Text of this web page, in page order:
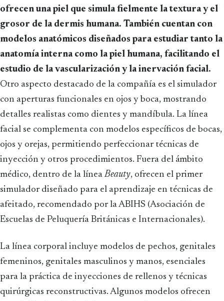
ofrecen una piel que simula fielmente la textura y el
grosor de la dermis humana. También cuentan con
modelos anatómicos diseñados para estudiar tanto la
anatomía interna como la piel humana, facilitando el
estudio de la vascularización y la inervación facial.
Otro aspecto destacado de la compañía es el simulador
con aperturas funcionales en ojos y boca, mostrando
detalles realistas como dientes y mandíbula. La línea
facial se complementa con modelos específicos de bocas,
ojos y orejas, permitiendo perfeccionar técnicas de
inyección y otros procedimientos. Fuera del ámbito
médico, dentro de la líneaBeauty, ofrecen el primer
simulador diseñado para el aprendizaje en técnicas de
afeitado, recomendado por la ABIHS (Asociación de
Escuelas de Peluquería Británicas e Internacionales).
La línea corporal incluye modelos de pechos, genitales
femeninos, genitales masculinos y manos, esenciales
para la práctica de inyecciones de rellenos y técnicas
quirúrgicas reconstructivas. Algunos modelos ofrecen